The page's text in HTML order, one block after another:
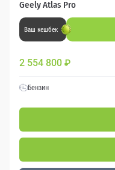
Geely Atlas Pro
Ваш кешбек
2 554 800 ₽
Бензин